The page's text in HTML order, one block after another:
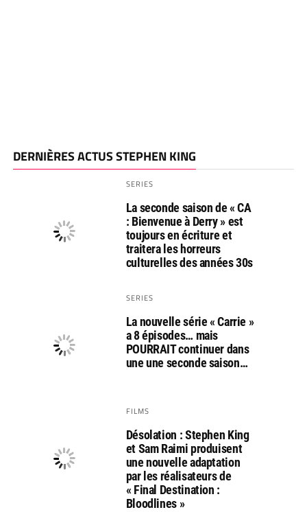
DERNIÈRES ACTUS STEPHEN KING
SERIES
La seconde saison de « CA
: Bienvenue à Derry » est
toujours en écriture et
traitera les horreurs
culturelles des années 30s
SERIES
La nouvelle série « Carrie »
a 8 épisodes… mais
POURRAIT continuer dans
une une seconde saison…
FILMS
Désolation : Stephen King
et Sam Raimi produisent
une nouvelle adaptation
par les réalisateurs de
« Final Destination :
Bloodlines »